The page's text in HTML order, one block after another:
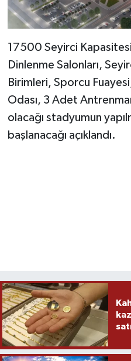
17500 Seyirci
Dinlenme Salonları,
Birimleri, Sporcu
Odası, 3 Adet
olacağı stadyumun
başlanacağı açıklandı.